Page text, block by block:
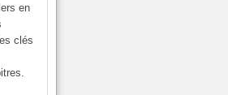
en
clés